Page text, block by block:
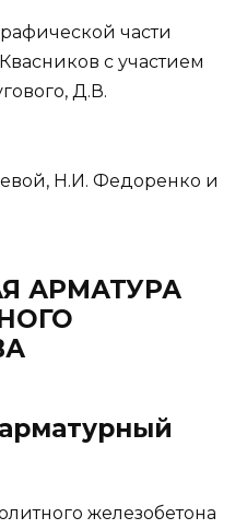
части
с участием
Д.В.
Н.И. Федоренко и
АРМАТУРА
железобетона